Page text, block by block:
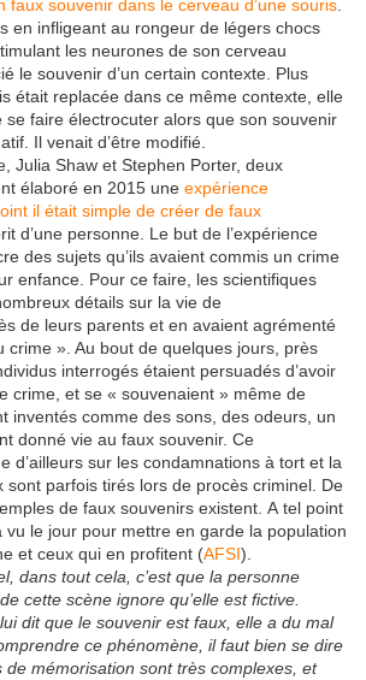
faux souvenir dans le cerveau d’une souris.
en infligeant au rongeur de légers chocs
les neurones de son cerveau
le souvenir d’un certain contexte. Plus
était replacée dans ce même contexte, elle
se faire électrocuter alors que son souvenir
Il venait d’être modifié.
Julia Shaw et Stephen Porter, deux
élaboré en 2015 une expérience
il était simple de créer de faux
d’une personne. Le but de l’expérience
des sujets qu’ils avaient commis un crime
enfance. Pour ce faire, les scientifiques
détails sur la vie de
de leurs parents et en avaient agrémenté
crime ». Au bout de quelques jours, près
interrogés étaient persuadés d’avoir
crime, et se « souvenaient » même de
inventés comme des sons, des odeurs, un
donné vie au faux souvenir. Ce
d’ailleurs sur les condamnations à tort et la
sont parfois tirés lors de procès criminel. De
de faux souvenirs existent. A tel point
vu le jour pour mettre en garde la population
et ceux qui en profitent (AFSI).
dans tout cela, c’est que la personne
cette scène ignore qu’elle est fictive.
lui dit que le souvenir est faux, elle a du mal
ce phénomène, il faut bien se dire
de mémorisation sont très complexes, et